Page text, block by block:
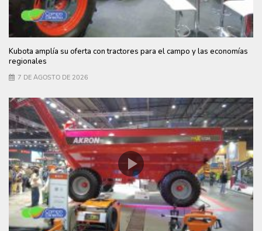
Kubota amplía su oferta con tractores para el campo y las economías
regionales
7 DE AGOSTO DE 2026